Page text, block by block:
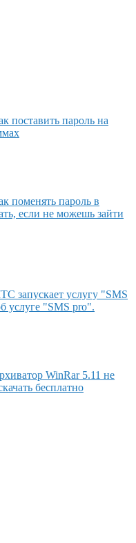
поставить пароль на
поменять пароль в
если не можешь зайти
запускает услугу "SMS
услуге "SMS pro".
WinRar 5.11 не
бесплатно